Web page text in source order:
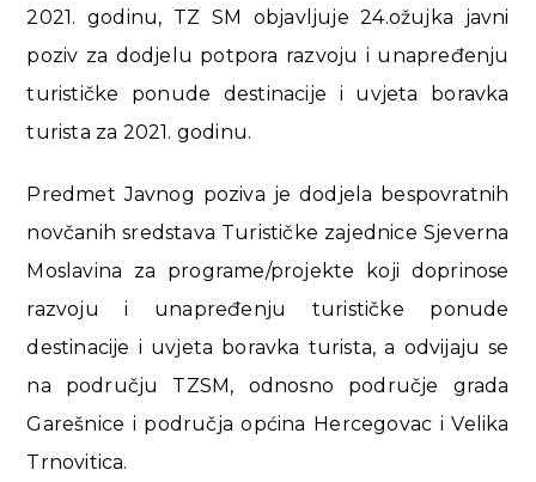
2021. godinu, TZ SM objavljuje 24.ožujka javni
poziv za dodjelu potpora razvoju i unapređenju
turističke ponude destinacije i uvjeta boravka
turista za 2021. godinu.
Predmet Javnog poziva je dodjela bespovratnih
novčanih sredstava Turističke zajednice Sjeverna
Moslavina za programe/projekte koji doprinose
razvoju i unapređenju turističke ponude
destinacije i uvjeta boravka turista, a odvijaju se
na području TZSM, odnosno područje grada
Garešnice i područja općina Hercegovac i Velika
Trnovitica.